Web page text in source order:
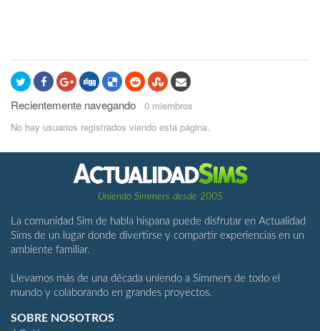
Recientemente navegando 0 miembros
No hay usuarios registrados viendo esta página.
Uniendo Simmers desde 2005
La comunidad Sim de habla hispana puede disfrutar en Actualidad
Sims de un lugar donde divertirse y compartir experiencias en un
ambiente familiar.
Llevamos más de una década uniendo a Simmers de todo el
mundo y colaborando en grandes proyectos.
SOBRE NOSOTROS